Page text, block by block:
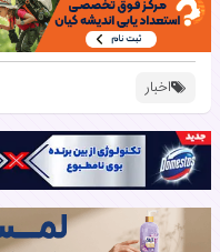
اخبار